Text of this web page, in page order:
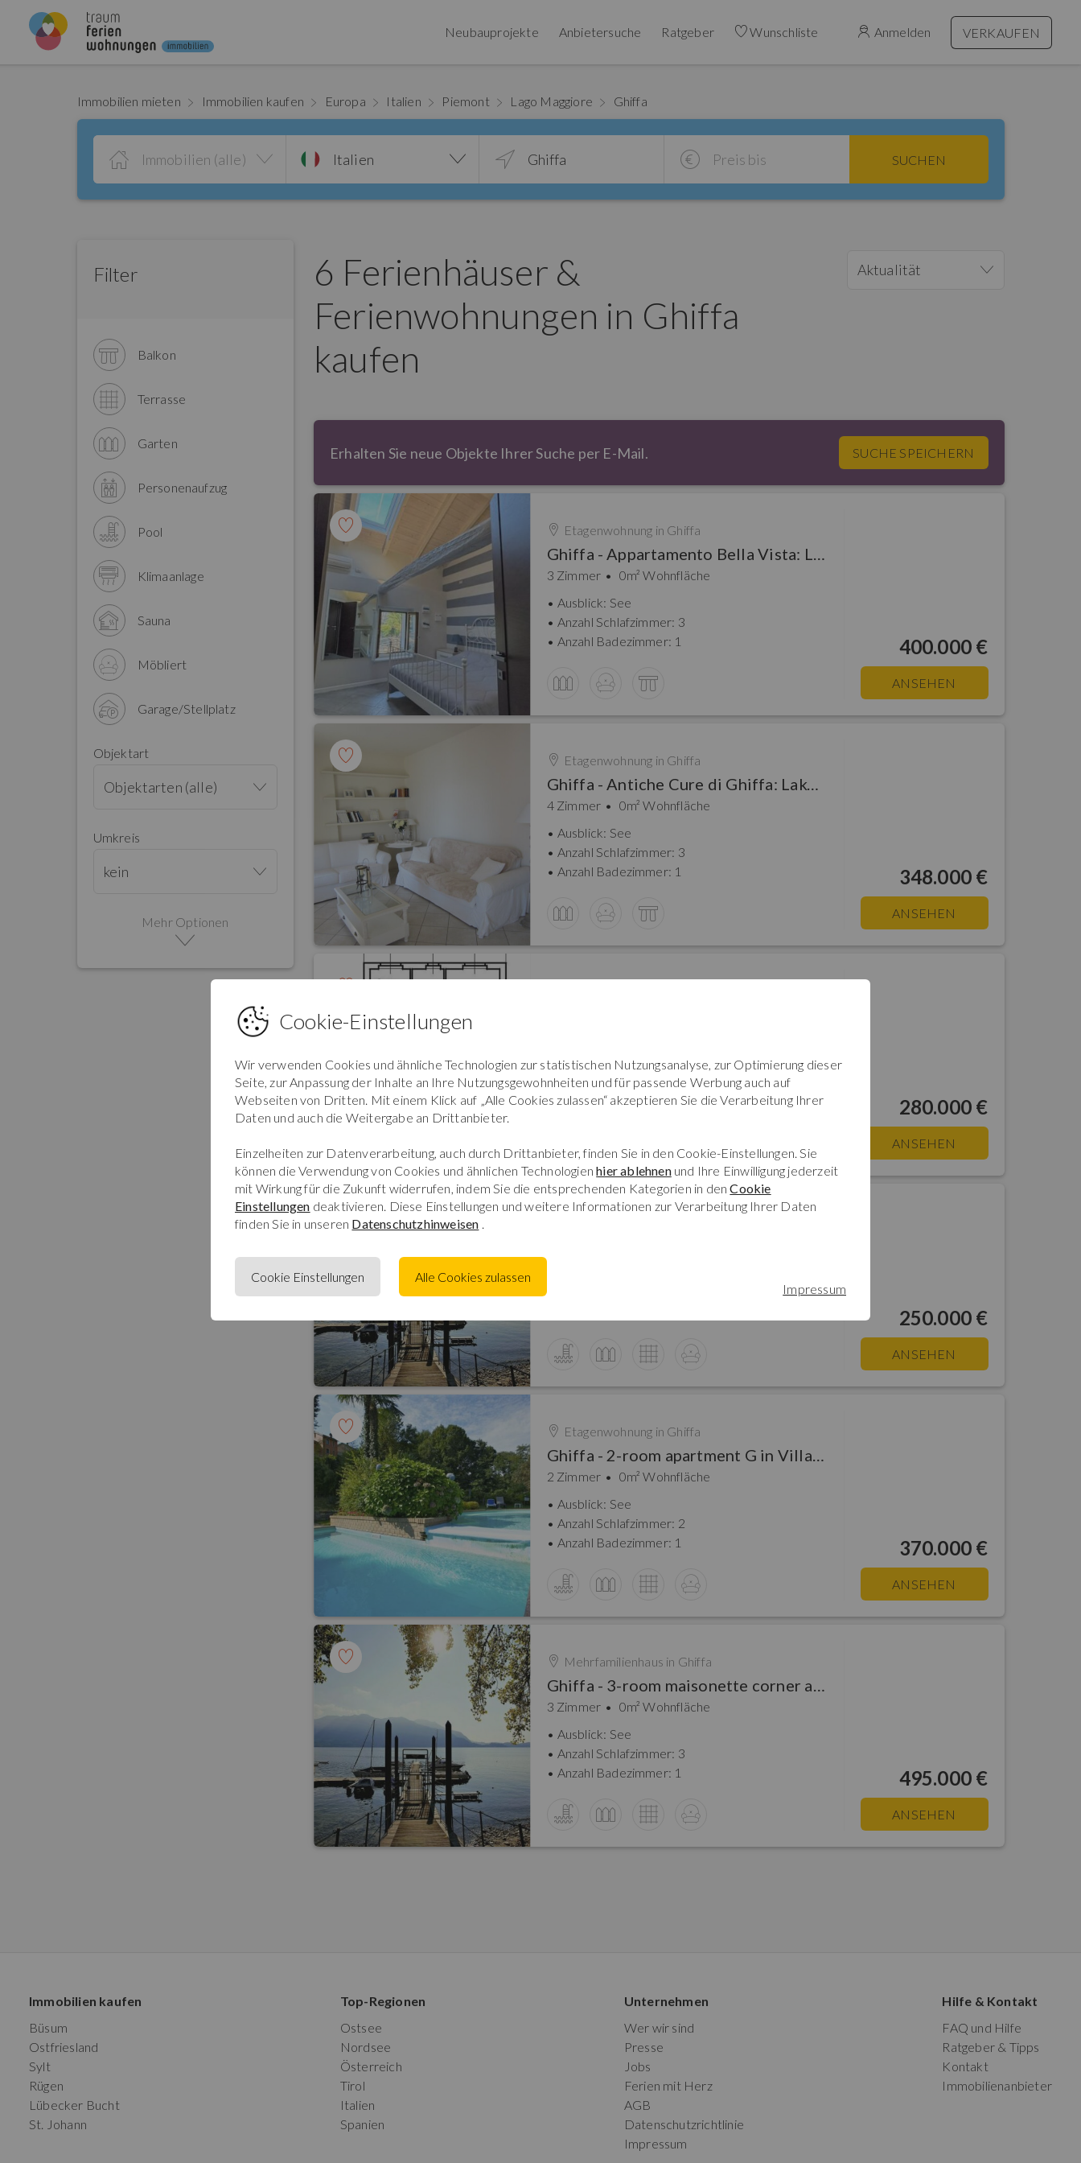
Neubauprojekte Anbietersuche Ratgeber Wunschliste Anmelden VERKAUFEN
Immobilien mieten Immobilien kaufen Europa Italien Piemont Lago Maggiore Ghiffa
Immobilien (alle) Italien SUCHEN
Filter
Balkon
Terrasse
Garten
Personenaufzug
Pool
Klimaanlage
Sauna
Möbliert
Garage/Stellplatz
Objektart
Objektarten (alle)
Umkreis
kein
Mehr Optionen
6 Ferienhäuser &
Ferienwohnungen in Ghiffa
kaufen
Erhalten Sie neue Objekte Ihrer Suche per E-Mail. SUCHE SPEICHERN
Etagenwohnung in Ghiffa
Ghiffa - Appartamento Bella Vista: Lake Maggiore - West Shore - Ghiffa :
3 Zimmer
0m² Wohnfläche
Ausblick: See
Anzahl Schlafzimmer: 3
Anzahl Badezimmer: 1
400.000 €
ANSEHEN
Etagenwohnung in Ghiffa
Ghiffa - Antiche Cure di Ghiffa: Lake Maggiore - West Shore - Ghiffa :
4 Zimmer
0m² Wohnfläche
Ausblick: See
Anzahl Schlafzimmer: 3
Anzahl Badezimmer: 1
348.000 €
ANSEHEN
Ausblick: See
Anzahl Schlafzimmer: 3
Anzahl Badezimmer: 1
280.000 €
ANSEHEN
4 Zimmer
250.000 €
ANSEHEN
Etagenwohnung in Ghiffa
Ghiffa - 2-room apartment G in Villa Ada Troubetzkoy: Lake Maggiore - West Shore - Ghiffa :
2 Zimmer
0m² Wohnfläche
Ausblick: See
Anzahl Schlafzimmer: 2
Anzahl Badezimmer: 1
370.000 €
ANSEHEN
Mehrfamilienhaus in Ghiffa
Ghiffa - 3-room maisonette corner apartment on the 3rd floor of Villa Ada Troubetzkoy: Lake Maggiore - West Shore - Ghiffa :
3 Zimmer
0m² Wohnfläche
Ausblick: See
Anzahl Schlafzimmer: 3
Anzahl Badezimmer: 1
495.000 €
ANSEHEN
Aktualität
Immobilien kaufen
Büsum
Ostfriesland
Sylt
Rügen
Lübecker Bucht
St. Johann
Top-Regionen
Ostsee
Nordsee
Österreich
Tirol
Italien
Spanien
Unternehmen
Wer wir sind
Presse
Jobs
Ferien mit Herz
AGB
Datenschutzrichtlinie
Impressum
Hilfe & Kontakt
FAQ und Hilfe
Ratgeber & Tipps
Kontakt
Immobilienanbieter
Cookie-Einstellungen
Wir verwenden Cookies und ähnliche Technologien zur statistischen Nutzungsanalyse, zur Optimierung dieser
Seite, zur Anpassung der Inhalte an Ihre Nutzungsgewohnheiten und für passende Werbung auch auf
Webseiten von Dritten. Mit einem Klick auf „Alle Cookies zulassen“ akzeptieren Sie die Verarbeitung Ihrer
Daten und auch die Weitergabe an Drittanbieter.
Einzelheiten zur Datenverarbeitung, auch durch Drittanbieter, finden Sie in den Cookie-Einstellungen. Sie
können die Verwendung von Cookies und ähnlichen Technologienhier ablehnenund Ihre Einwilligung jederzeit
mit Wirkung für die Zukunft widerrufen, indem Sie die entsprechenden Kategorien in denCookie
Einstellungen deaktivieren. Diese Einstellungen und weitere Informationen zur Verarbeitung Ihrer Daten
finden Sie in unseren Datenschutzhinweisen
Cookie Einstellungen Alle Cookies zulassen
Impressum